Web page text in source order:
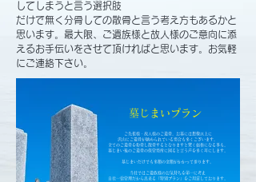
してしまうと言う選択肢
​だけで無く分骨しての散骨と言う考え方もあるかと
思います。最大限、ご遺族様と故人様のご意向に添
えるお手伝いをさせて頂ければと思います。お気軽
にご連絡下さい。
​墓じまいプラン
ご先祖様・故人様のご遺骨。お墓には想像以上に
沢山にご遺骨が納められている場合も多くございます。
全てのご遺骨を粉骨し散骨するとなりますと驚く価格になる事も。
墓じまい後のご遺骨の保管場所に困ると言う声を多く耳にします。
墓じまいだけでも多額の金額がかかって参ります。
当社ではご遺族様のお気持ちを第一に考え
​自社一括管理だから出来る「特別プラン」をご用意しております。